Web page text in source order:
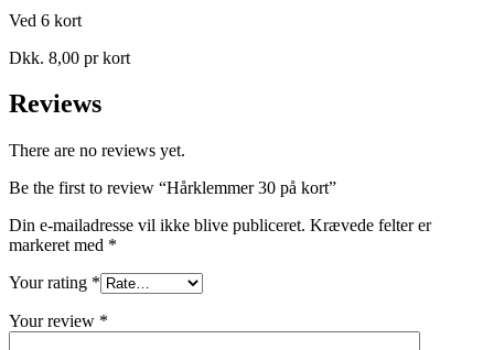
Ved 6 kort
Dkk. 8,00 pr kort
Reviews
There are no reviews yet.
Be the first to review “Hårklemmer 30 på kort”
Din e-mailadresse vil ikke blive publiceret. Krævede felter er
markeret med *
Your rating *
Your review *